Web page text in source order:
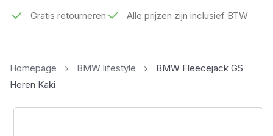
Gratis retourneren Alle prijzen zijn inclusief BTW
Homepage BMW lifestyle
BMW Fleecejack GS
Heren Kaki